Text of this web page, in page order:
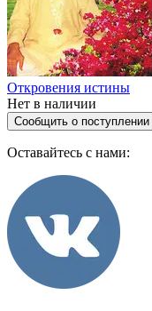
Откровения истины
Нет в наличии
Сообщить о поступлении
Оставайтесь с нами: